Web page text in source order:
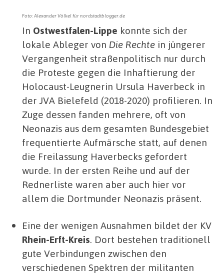
Foto: Alexander Völkel für nordstadtblogger.de
In Ostwestfalen-Lippe konnte sich der
lokale Ableger von Die Rechte in jüngerer
Vergangenheit straßenpolitisch nur durch
die Proteste gegen die Inhaftierung der
Holocaust-Leugnerin Ursula Haverbeck in
der JVA Bielefeld (2018-2020) profilieren. In
Zuge dessen fanden mehrere, oft von
Neonazis aus dem gesamten Bundesgebiet
frequentierte Aufmärsche statt, auf denen
die Freilassung Haverbecks gefordert
wurde. In der ersten Reihe und auf der
Rednerliste waren aber auch hier vor
allem die Dortmunder Neonazis präsent.
Eine der wenigen Ausnahmen bildet der KV
Rhein-Erft-Kreis. Dort bestehen traditionell
gute Verbindungen zwischen den
verschiedenen Spektren der militanten